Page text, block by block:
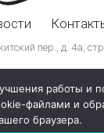
пер., д. 4а,
работы и
файлами и
браузера.